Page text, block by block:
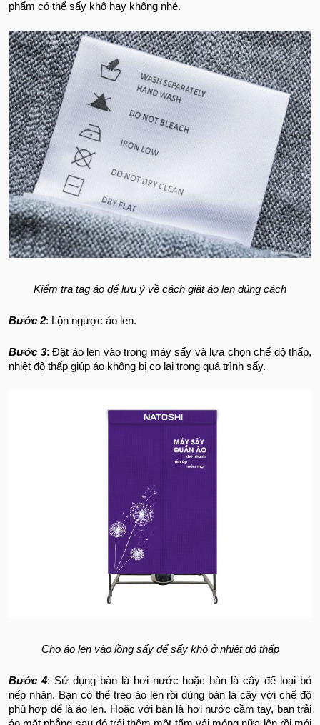
phẩm có thể sấy khô hay không nhé.
Kiểm tra tag áo để lưu ý về cách giặt áo len đúng cách
Bước 2: Lộn ngược áo len.
Bước 3: Đặt áo len vào trong máy sấy và lựa chọn chế độ thấp,
nhiệt độ thấp giúp áo không bị co lại trong quá trình sấy.
Cho áo len vào lồng sấy để sấy khô ở nhiệt độ thấp
Bước 4: Sử dụng bàn là hơi nước hoặc bàn là cây để loại bỏ
nếp nhăn. Bạn có thể treo áo lên rồi dùng bàn là cây với chế độ
phù hợp để là áo len. Hoặc với bàn là hơi nước cầm tay, bạn trải